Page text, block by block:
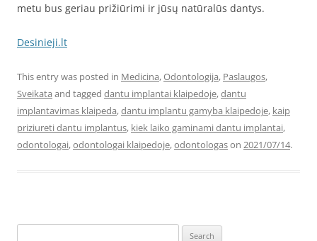
metu bus geriau prižiūrimi ir jūsų natūralūs dantys.
Desinieji.lt
This entry was posted in Medicina,Odontologija, Paslaugos,
Sveikata and tagged dantu implantai klaipedoje,dantu
implantavimas klaipeda,dantu implantu gamyba klaipedoje, kaip
priziureti dantu implantus, kiek laiko gaminami dantu implantai,
odontologai,odontologai klaipedoje,odontologason 2021/07/14.